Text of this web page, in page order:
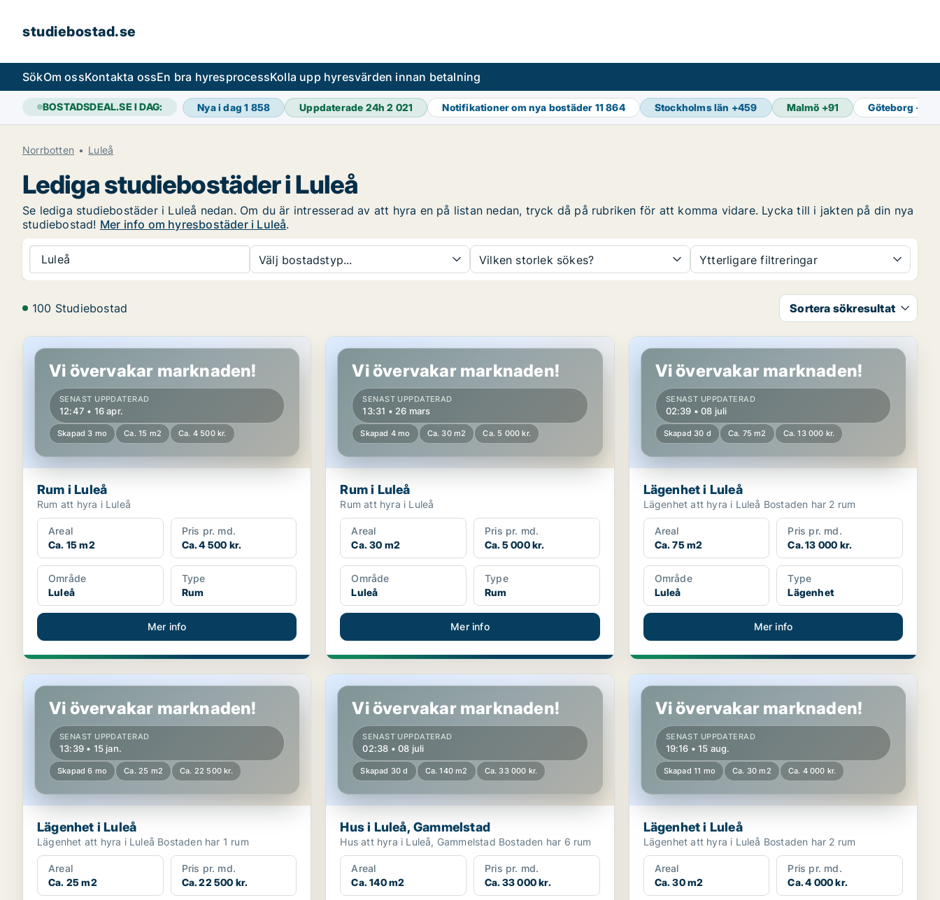
studiebostad.se
SökOm ossKontakta ossEn bra hyresprocessKolla upp hyresvärden innan betalning
BOSTADSDEAL.SE I DAG: Nya i dag1 858 Uppdaterade 24h2 021 Notifikationer om nya bostäder 11 864 Stockholms län +459 Malmö +91 Göteborg +
Norrbotten Luleå
Lediga studiebostäder i Luleå
Se lediga studiebostäder i Luleå nedan. Om du är intresserad av att hyra en på listan nedan, tryck då på rubriken för att komma vidare. Lycka till i jakten på din nya
studiebostad! Mer info om hyresbostäder i Luleå.
Luleå Välj bostadstyp... Vilken storlek sökes? Ytterligare filtreringar
100 Studiebostad Sortera sökresultat
Rum i Luleå
Vi övervakar marknaden!
SENAST UPPDATERAD
12:47 • 16 apr.
Skapad 3 mo Ca. 15 m2 Ca. 4 500 kr.
Rum i Luleå
Rum att hyra i Luleå
Areal
Ca. 15 m2
Pris pr. md.
Ca. 4 500 kr.
Område
Luleå
Type
Rum
Mer info
Rum i Luleå
Vi övervakar marknaden!
SENAST UPPDATERAD
13:31 • 26 mars
Skapad 4 mo Ca. 30 m2 Ca. 5 000 kr.
Rum i Luleå
Rum att hyra i Luleå
Areal
Ca. 30 m2
Pris pr. md.
Ca. 5 000 kr.
Område
Luleå
Type
Rum
Mer info
Lägenhet i Luleå
Vi övervakar marknaden!
SENAST UPPDATERAD
02:39 • 08 juli
Skapad 30 d Ca. 75 m2 Ca. 13 000 kr.
Lägenhet i Luleå
Lägenhet att hyra i Luleå Bostaden har 2 rum
Areal
Ca. 75 m2
Pris pr. md.
Ca. 13 000 kr.
Område
Luleå
Type
Lägenhet
Mer info
Lägenhet i Luleå
Vi övervakar marknaden!
SENAST UPPDATERAD
13:39 • 15 jan.
Skapad 6 mo Ca. 25 m2 Ca. 22 500 kr.
Lägenhet i Luleå
Lägenhet att hyra i Luleå Bostaden har 1 rum
Areal
Ca. 25 m2
Pris pr. md.
Ca. 22 500 kr.
Hus i Luleå, Gammelstad
Vi övervakar marknaden!
SENAST UPPDATERAD
02:38 • 08 juli
Skapad 30 d Ca. 140 m2 Ca. 33 000 kr.
Hus i Luleå, Gammelstad
Hus att hyra i Luleå, Gammelstad Bostaden har 6 rum
Areal
Ca. 140 m2
Pris pr. md.
Ca. 33 000 kr.
Lägenhet i Luleå
Vi övervakar marknaden!
SENAST UPPDATERAD
19:16 • 15 aug.
Skapad 11 mo Ca. 30 m2 Ca. 4 000 kr.
Lägenhet i Luleå
Lägenhet att hyra i Luleå Bostaden har 2 rum
Areal
Ca. 30 m2
Pris pr. md.
Ca. 4 000 kr.